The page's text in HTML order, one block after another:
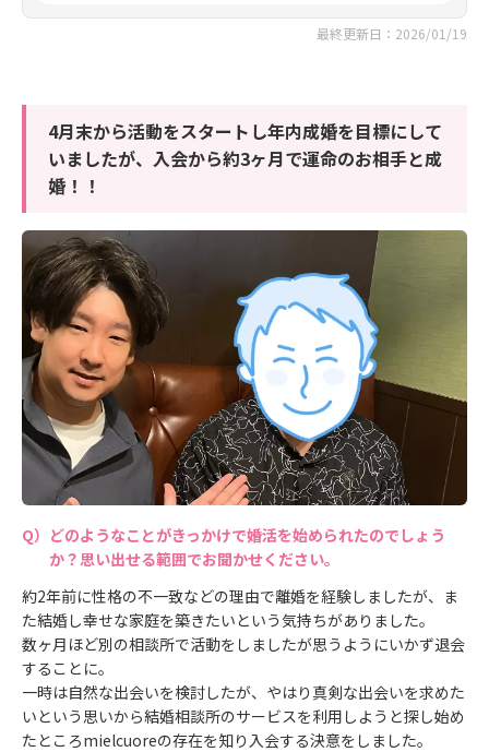
最終更新日：2026/01/19
4月末から活動をスタートし年内成婚を目標にして
いましたが、入会から約3ヶ月で運命のお相手と成
婚！！
どのようなことがきっかけで婚活を始められたのでしょう
か？思い出せる範囲でお聞かせください。
約2年前に性格の不一致などの理由で離婚を経験しましたが、ま
た結婚し幸せな家庭を築きたいという気持ちがありました。
数ヶ月ほど別の相談所で活動をしましたが思うようにいかず退会
することに。
一時は自然な出会いを検討したが、やはり真剣な出会いを求めた
いという思いから結婚相談所のサービスを利用しようと探し始め
たところmielcuoreの存在を知り入会する決意をしました。